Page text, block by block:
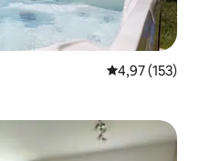
4,97 av 5 i
4,97 (153)